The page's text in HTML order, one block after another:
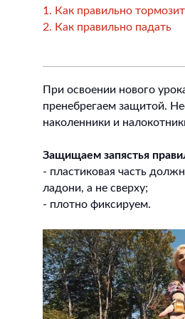
1. Как правильно
2. Как правильно падать
При освоении нового
пренебрегаем защитой.
наколенники и
Защищаем запястья
- пластиковая часть
ладони, а не сверху;
- плотно фиксируем.